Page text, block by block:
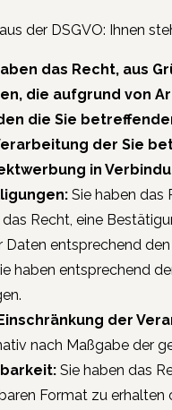
der DSGVO: Ihnen
das Recht, aus
die aufgrund von
die Sie
der Sie
in
Sie haben das
das Recht, eine
entsprechend
haben entsprechend
der
nach Maßgabe der
Sie haben das
Format zu